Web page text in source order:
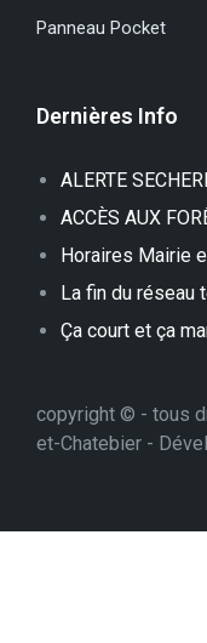
Panneau Pocket
Dernières Info
ALERTE
ACCÈS AUX
Horaires Mairie
La fin du réseau
Ça court et ça
copyright © - tous
et-Chatebier -